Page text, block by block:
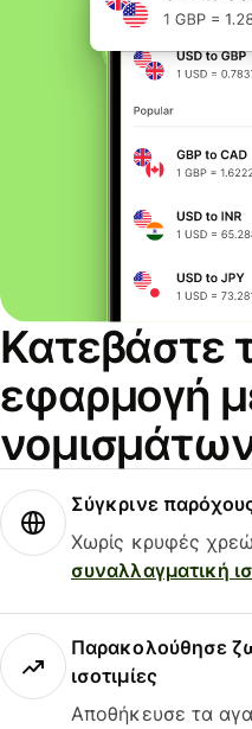
Κατεβάστε
εφαρμογή
Σύγκρινε
Χωρίς κρυφές
συναλλαγματική
Παρακολούθησε
ισοτιμίες
Αποθήκευσε τα